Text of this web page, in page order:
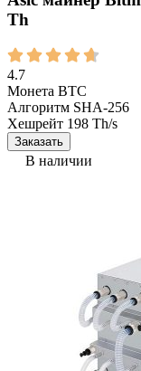
Th
4.7
Монета BTC
Алгоритм SHA-256
Хешрейт 198 Th/s
Заказать
В наличии